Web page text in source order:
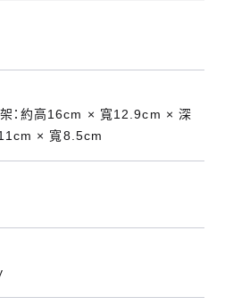
架：約高16cm × 寬12.9cm × 深
11cm × 寬8.5cm